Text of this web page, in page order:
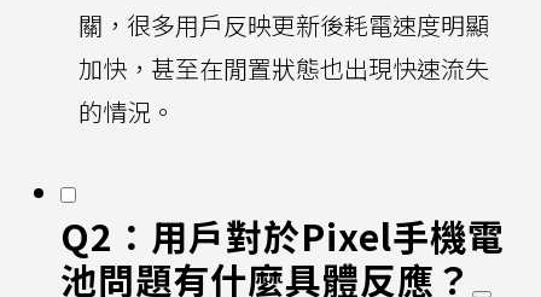
關，很多用戶反映更新後耗電速度明顯
加快，甚至在閒置狀態也出現快速流失
的情況。
Q2：用戶對於Pixel手機電
池問題有什麼具體反應？